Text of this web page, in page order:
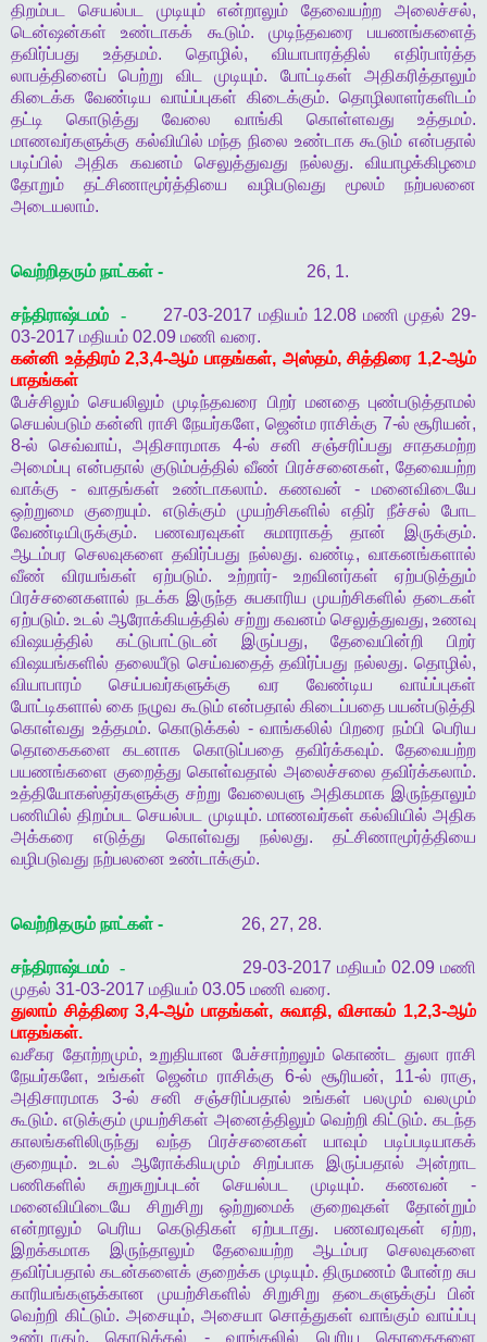
திறம்பட
செயல்பட முடியும் என்றாலும் தேவையற்ற அலைச்சல்,
டென்ஷன்கள்
உண்டாகக் கூடும். முடிந்தவரை
பயணங்களைத்
தவிர்ப்பது
உத்தமம். தொழில், வியாபாரத்தில்
எதிர்பார்த்த
லாபத்தினைப்
பெற்று விட முடியும். போட்டிகள்
அதிகரித்தாலும்
கிடைக்க வேண்டிய வாய்ப்புகள் கிடைக்கும். தொழிலாளர்களிடம்
தட்டி
கொடுத்து வேலை வாங்கி கொள்ளவது உத்தமம்.
மாணவர்களுக்கு கல்வியில் மந்த நிலை உண்டாக கூடும் என்பதால்
படிப்பில்
அதிக கவனம் செலுத்துவது நல்லது. வியாழக்கிழமை
தோறும்
தட்சிணாமூர்த்தியை வழிபடுவது மூலம்
நற்பலனை
அடையலாம்.
வெற்றிதரும் நாட்கள் - 26, 1.
சந்திராஷ்டமம் - 27-03-2017 மதியம் 12.08 மணி முதல் 29-
03-2017 மதியம் 02.09 மணி வரை.
கன்னி உத்திரம்2,3,4-ஆம் பாதங்கள், அஸ்தம்,சித்திரை1,2-ஆம்
பாதங்கள்
பேச்சிலும் செயலிலும் முடிந்தவரை பிறர் மனதை புண்படுத்தாமல்
செயல்படும் கன்னி ராசி நேயர்களே, ஜென்ம ராசிக்கு 7-ல் சூரியன்,
8-ல் செவ்வாய்,அதிசாரமாக 4-ல் சனி சஞ்சரிப்பது
சாதகமற்ற
அமைப்பு என்பதால் குடும்பத்தில் வீண் பிரச்சனைகள்,தேவையற்ற
வாக்கு -வாதங்கள் உண்டாகலாம். கணவன் -மனைவிடையே
ஒற்றுமை
குறையும். எடுக்கும் முயற்சிகளில் எதிர் நீச்சல்
போட
வேண்டியிருக்கும். பணவரவுகள் சுமாராகத் தான் இருக்கும்.
ஆடம்பர செலவுகளை தவிர்ப்பது நல்லது.வண்டி,வாகனங்களால்
வீண்
விரயங்கள் ஏற்படும். உற்றார்- உறவினர்கள்
ஏற்படுத்தும்
பிரச்சனைகளால் நடக்க இருந்த சுபகாரிய முயற்சிகளில் தடைகள்
ஏற்படும்.உடல் ஆரோக்கியத்தில் சற்று கவனம் செலுத்துவது,உணவு
விஷயத்தில்
கட்டுபாட்டுடன் இருப்பது, தேவையின்றி
பிறர்
விஷயங்களில் தலையீடு செய்வதைத் தவிர்ப்பது நல்லது.தொழில்,
வியாபாரம்
செய்பவர்களுக்கு வர வேண்டிய
வாய்ப்புகள்
போட்டிகளால் கை நழுவ கூடும் என்பதால் கிடைப்பதை பயன்படுத்தி
கொள்வது உத்தமம். கொடுக்கல் -வாங்கலில் பிறரை நம்பி பெரிய
தொகைகளை
கடனாக கொடுப்பதை தவிர்க்கவும். தேவையற்ற
பயணங்களை குறைத்து கொள்வதால் அலைச்சலை தவிர்க்கலாம்.
உத்தியோகஸ்தர்களுக்கு சற்று வேலைபளு அதிகமாக இருந்தாலும்
பணியில் திறம்பட செயல்பட முடியும். மாணவர்கள் கல்வியில் அதிக
அக்கரை
எடுத்து கொள்வது நல்லது. தட்சிணாமூர்த்தியை
வழிபடுவது நற்பலனை உண்டாக்கும்.
வெற்றிதரும் நாட்கள் - 26, 27, 28.
சந்திராஷ்டமம் - 29-03-2017மதியம் 02.09மணி
முதல் 31-03-2017 மதியம் 03.05 மணி வரை.
துலாம் சித்திரை3,4-ஆம் பாதங்கள், சுவாதி,விசாகம் 1,2,3-ஆம்
பாதங்கள்.
வசீகர தோற்றமும், உறுதியான பேச்சாற்றலும் கொண்ட துலா ராசி
நேயர்களே,உங்கள் ஜென்ம ராசிக்கு 6-ல் சூரியன், 11-ல் ராகு,
அதிசாரமாக 3-ல் சனி சஞ்சரிப்பதால் உங்கள் பலமும்
வலமும்
கூடும். எடுக்கும் முயற்சிகள் அனைத்திலும் வெற்றி கிட்டும்.கடந்த
காலங்களிலிருந்து
வந்த பிரச்சனைகள் யாவும்
படிப்படியாகக்
குறையும்.உடல் ஆரோக்கியமும் சிறப்பாக இருப்பதால்
அன்றாட
பணிகளில்
சுறுசுறுப்புடன் செயல்பட முடியும். கணவன் -
மனைவியிடையே
சிறுசிறு ஒற்றுமைக் குறைவுகள்
தோன்றும்
என்றாலும்
பெரிய கெடுதிகள் ஏற்படாது.பணவரவுகள் ஏற்ற,
இறக்கமாக
இருந்தாலும் தேவையற்ற ஆடம்பர
செலவுகளை
தவிர்ப்பதால் கடன்களைக் குறைக்க முடியும்.திருமணம் போன்ற சுப
காரியங்களுக்கான
முயற்சிகளில் சிறுசிறு தடைகளுக்குப்
பின்
வெற்றி கிட்டும். அசையும், அசையா சொத்துகள் வாங்கும் வாய்ப்பு
உண்டாகும்.கொடுக்கல் -வாங்கலில் பெரிய தொகைகளை